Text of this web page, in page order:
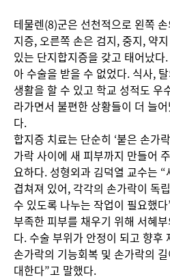
테물렌(8)군은 선천적으로 왼쪽
지증, 오른쪽 손은 검지, 중지, 약
있는 단지합지증을 갖고 태어났
아 수술을 받을 수 없었다. 식사,
생활을 할 수 있고 학교 성적도 우
라가면서 불편한 상황들이 더 늘
다.
합지증 치료는 단순히 ‘붙은 손가
가락 사이에 새 피부까지 만들어
요하다. 성형외과 김덕열 교수는
겹쳐져 있어, 각각의 손가락이 독
수 있도록 나누는 작업이 필요했
부족한 피부를 채우기 위해 서혜
다. 수술 부위가 안정이 되고 향후
손가락의 기능회복 및 손가락의
대한다”고 말했다.